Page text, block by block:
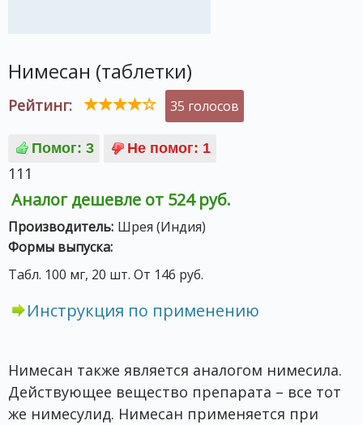
Нимесан (таблетки)
Рейтинг: 35 голосов
111
Аналог дешевле от 524 руб.
Производитель: Шрея (Индия)
Формы выпуска:
Табл. 100 мг, 20 шт. От 146 руб.
Инструкция по применению
Нимесан также является аналогом нимесила.
Действующее вещество препарата – все тот
же нимесулид. Нимесан применяется при